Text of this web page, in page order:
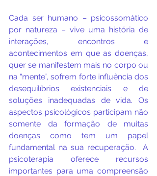
Cada ser humano – psicossomático
por natureza – vive uma história de
interações, encontros e
acontecimentos em que as doenças,
quer se manifestem mais no corpo ou
na “mente”, sofrem forte influência dos
desequilíbrios existenciais e de
soluções inadequadas de vida. Os
aspectos psicológicos participam não
somente da formação de muitas
doenças como tem um papel
fundamental na sua recuperação.  A
psicoterapia oferece recursos
importantes para uma compreensão